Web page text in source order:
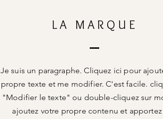
LA MARQUE
Je suis un paragraphe. Cliquez ici pour
propre texte et me modifier. C'est facile.
"Modifier le texte" ou double-cliquez sur
ajoutez votre propre contenu et apportez